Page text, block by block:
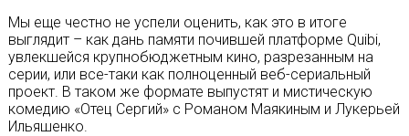
Мы еще честно не успели оценить, как это в итоге
выглядит – как дань памяти почившей платформе Quibi,
увлекшейся крупнобюджетным кино, разрезанным на
серии, или все-таки как полноценный веб-сериальный
проект. В таком же формате выпустят и мистическую
комедию «Отец Сергий» с Романом Маякиным и Лукерьей
Ильяшенко.